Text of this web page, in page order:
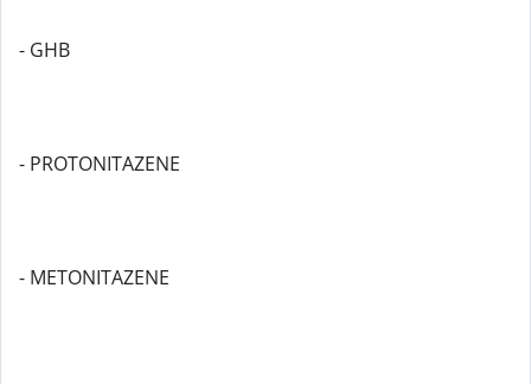
- GHB
- PROTONITAZENE
- METONITAZENE